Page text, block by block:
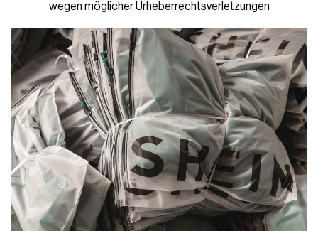
wegen möglicher Urheberrechtsverletzungen